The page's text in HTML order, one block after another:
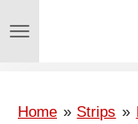
direct
hoofdinhoud
Home » Strips »